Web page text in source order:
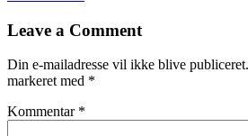
til
Leave a Comment
Din e-mailadresse vil ikke blive publiceret.
markeret med *
Kommentar *